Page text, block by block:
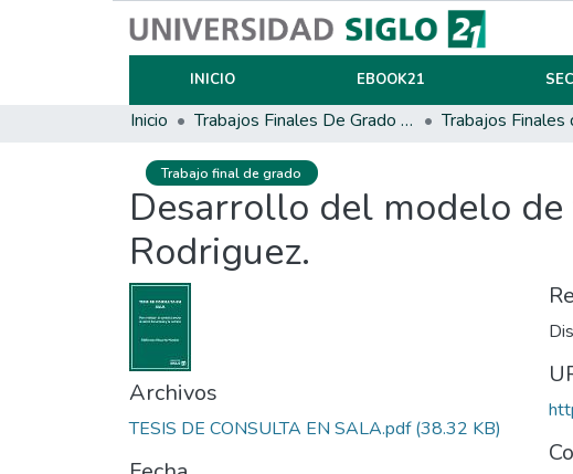
INICIO EBOOK21
Inicio Trabajos Finales De Grado Y Posgrado Trabajos Finales
Trabajo final de grado
Desarrollo del modelo
Rodriguez.
Archivos
TESIS DE CONSULTA EN SALA.pdf(38.32 KB)